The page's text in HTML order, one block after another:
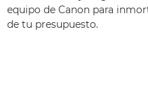
equipo de Canon para
de tu presupuesto.